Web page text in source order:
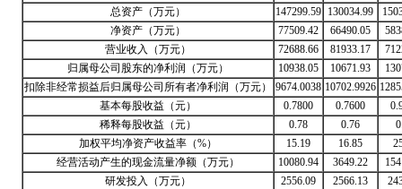
总资产（万元） 147299.59 130034.99
净资产（万元）
77509.42 66490.05
营业收入（万元）
72688.66 81933.17
归属母公司股东的净利润（万元）
10938.05 10671.93
扣除非经常损益后归属母公司所有者净利润（万元）
9674.0038 10702.9926
基本每股收益（元）
0.7800 0.7600
稀释每股收益（元）
0.78 0.76
加权平均净资产收益率（%）
15.19 16.85
经营活动产生的现金流量净额（万元）
10080.94 3649.22
研发投入（万元）
2556.09 2566.13